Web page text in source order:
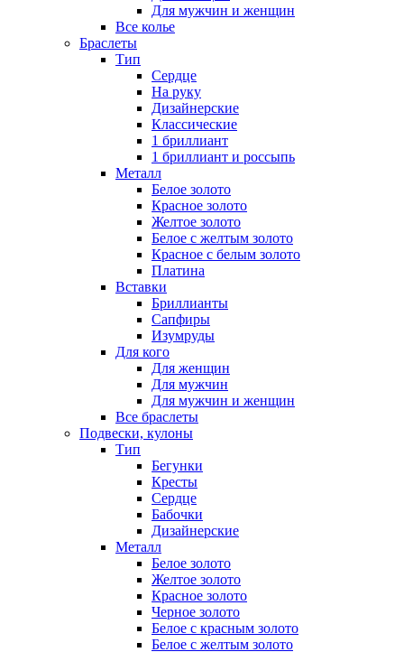
Для мужчин и женщин
Все колье
Браслеты
Тип
Сердце
На руку
Дизайнерские
Классические
1 бриллиант
1 бриллиант и россыпь
Металл
Белое золото
Красное золото
Желтое золото
Белое с желтым золото
Красное с белым золото
Платина
Вставки
Бриллианты
Сапфиры
Изумруды
Для кого
Для женщин
Для мужчин
Для мужчин и женщин
Все браслеты
Подвески, кулоны
Тип
Бегунки
Кресты
Сердце
Бабочки
Дизайнерские
Металл
Белое золото
Желтое золото
Красное золото
Черное золото
Белое с красным золото
Белое с желтым золото